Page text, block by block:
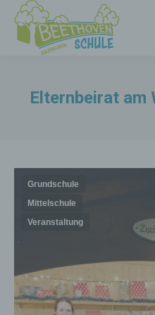
Elternbeirat am
Grundschule
Mittelschule
Veranstaltung